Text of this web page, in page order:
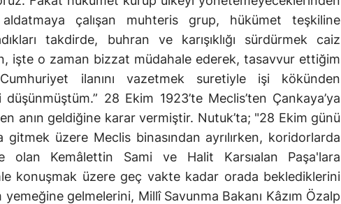
çalışan muhteris grup, hükümet teşkiline
takdirde, buhran ve karışıklığı sürdürmek caiz
işte o zaman bizzat müdahale ederek, tasavvur ettiğim
ilanını vazetmek suretiyle işi kökünden
28 Ekim 1923’te Meclis’ten Çankaya’ya
anın geldiğine karar vermiştir. Nutuk’ta; "28 Ekim günü
gitmek üzere Meclis binasından ayrılırken, koridorlarda
olan Kemâlettin Sami ve Halit Karsıalan Paşa'lara
konuşmak üzere geç vakte kadar orada beklediklerini
yemeğine gelmelerini, Millî Savunma Bakanı Kâzım Özalp